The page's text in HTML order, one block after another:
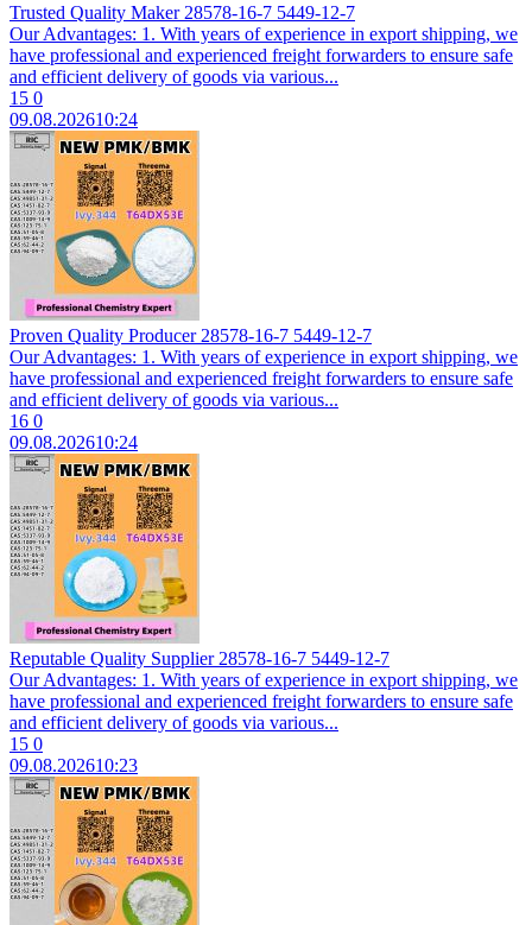
Trusted Quality Maker 28578-16-7 5449-12-7
Our Advantages: 1. With years of experience in export shipping, we
have professional and experienced freight forwarders to ensure safe
and efficient delivery of goods via various...
15 0
09.08.202610:24
Proven Quality Producer 28578-16-7 5449-12-7
Our Advantages: 1. With years of experience in export shipping, we
have professional and experienced freight forwarders to ensure safe
and efficient delivery of goods via various...
16 0
09.08.202610:24
Reputable Quality Supplier 28578-16-7 5449-12-7
Our Advantages: 1. With years of experience in export shipping, we
have professional and experienced freight forwarders to ensure safe
and efficient delivery of goods via various...
15 0
09.08.202610:23